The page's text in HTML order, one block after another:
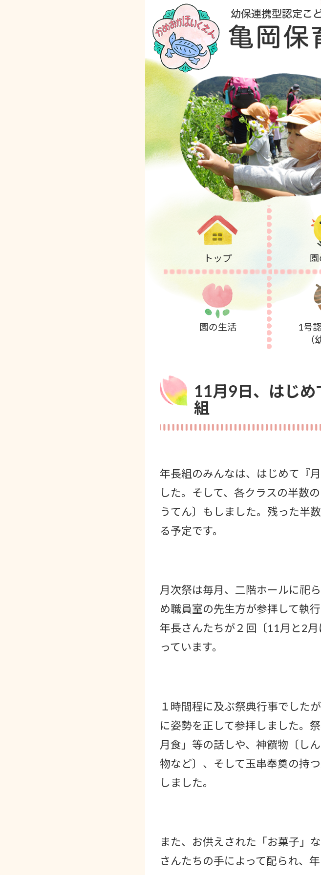
トップ
園の生活
1号
（
11月9日、はじ
組
年長組のみんなは、はじめて『
した。そして、各クラスの半数
うてん〕もしました。残った半
る予定です。
月次祭は毎月、二階ホールに祀
め職員室の先生方が参拝して執
年長さんたちが２回〔11月と2
っています。
１時間程に及ぶ祭典行事でした
に姿勢を正して参拝しました。
月食」等の話しや、神饌物〔し
物など〕、そして玉串奉奠の持
しました。
また、お供えされた「お菓子」
さんたちの手によって配られ、